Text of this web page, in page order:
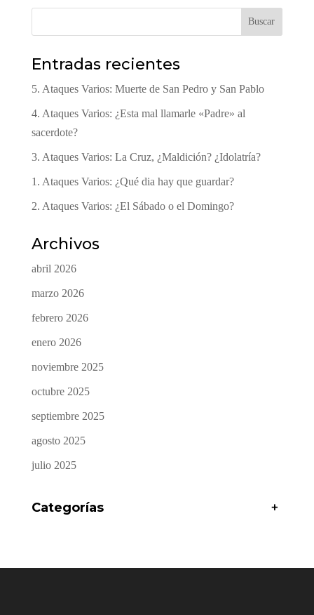
Buscar
Entradas recientes
5. Ataques Varios: Muerte de San Pedro y San Pablo
4. Ataques Varios: ¿Esta mal llamarle «Padre» al
sacerdote?
3. Ataques Varios: La Cruz, ¿Maldición? ¿Idolatría?
1. Ataques Varios: ¿Qué dia hay que guardar?
2. Ataques Varios: ¿El Sábado o el Domingo?
Archivos
abril 2026
marzo 2026
febrero 2026
enero 2026
noviembre 2025
octubre 2025
septiembre 2025
agosto 2025
julio 2025
Categorías +